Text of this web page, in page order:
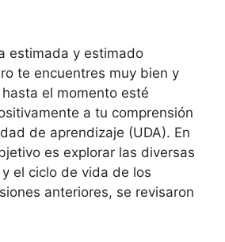
estimada y estimado
te encuentres muy bien y
el momento esté
a tu comprensión
de aprendizaje (UDA). En
es explorar las diversas
el ciclo de vida de los
anteriores, se revisaron